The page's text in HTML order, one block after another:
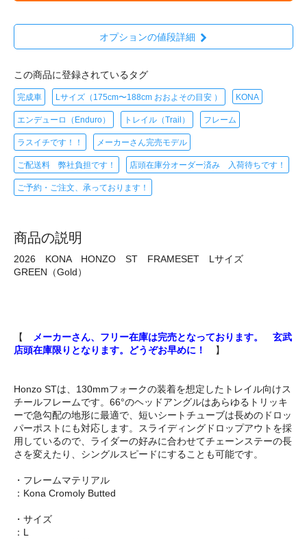
オプションの値段詳細
この商品に登録されているタグ
完成車 Lサイズ（175cm〜188cm おおよその目安 ） KONA
エンデューロ（Enduro） トレイル（Trail） フレーム
ラスイチです！！ メーカーさん完売モデル
ご配送料 弊社負担です！ 店頭在庫分オーダー済み 入荷待ちです！
ご予約・ご注文、承っております！
商品の説明
2026 KONA HONZO ST FRAMESET Lサイズ
GREEN（Gold）
【
メーカーさん、フリー在庫は完売となっております。 玄武
店頭在庫限りとなります。どうぞお早めに！
】
Honzo STは、130mmフォークの装着を想定したトレイル向けス
チールフレームです。66°のヘッドアングルはあらゆるトリッキ
ーで急勾配の地形に最適で、短いシートチューブは長めのドロッ
パーポストにも対応します。スライディングドロップアウトを採
用しているので、ライダーの好みに合わせてチェーンステーの長
さを変えたり、シングルスピードにすることも可能です。
・フレームマテリアル
：Kona Cromoly Butted
・サイズ
：L